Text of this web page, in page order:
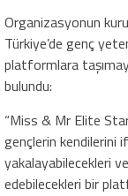
Organizasyonun
Türkiye’de genç
platformlara
bulundu:
“Miss & Mr Elite
gençlerin kendilerini
yakalayabilecekleri
edebilecekleri bir